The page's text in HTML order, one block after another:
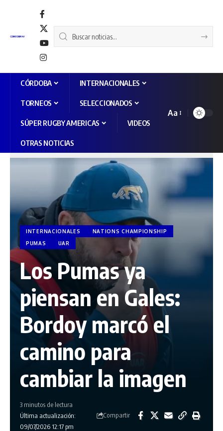
CÓRDOBA INTERNACIONALES
TORNEOS SELECCIONADOS
SÚPER RUGBY AMERICAS VIDEOS
OTRAS NOTICIAS
Aa
INTERNACIONALES
NATIONS CHAMPIONSHIP
PUMAS
UAR
Los Pumas ya
piensan en Gales:
Bordoy marcó el
camino para
cambiar la imagen
Última actualización:
09/07/2026 12:17 pm
3 minutos de lectura
Compartir